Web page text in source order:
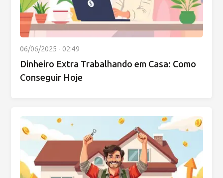
06/06/2025 - 02:49
Dinheiro Extra Trabalhando em Casa: Como
Conseguir Hoje